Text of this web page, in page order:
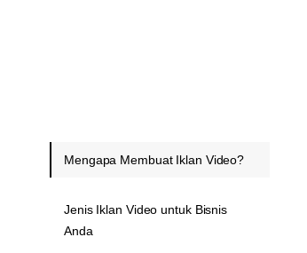
Mengapa Membuat Iklan Video?
Jenis Iklan Video untuk Bisnis
Anda